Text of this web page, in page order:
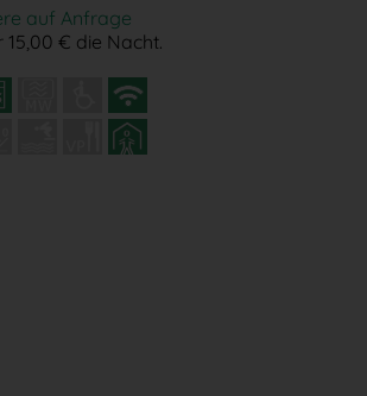
auf Anfrage
€ die Nacht.